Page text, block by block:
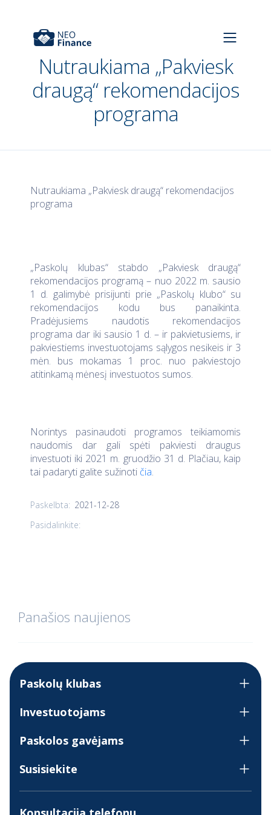
Nutraukiama „Pakviesk
draugą“ rekomendacijos
programa
Nutraukiama „Pakviesk draugą“ rekomendacijos
programa
„Paskolų klubas“ stabdo „Pakviesk draugą“
rekomendacijos programą – nuo 2022 m. sausio
1 d. galimybė prisijunti prie „Paskolų klubo“ su
rekomendacijos kodu bus panaikinta.
Pradėjusiems naudotis rekomendacijos
programa dar iki sausio 1 d. – ir pakvietusiems, ir
pakviestiems investuotojams sąlygos nesikeis ir 3
mėn. bus mokamas 1 proc. nuo pakviestojo
atitinkamą mėnesį investuotos sumos.
Norintys pasinaudoti programos teikiamomis
naudomis dar gali spėti pakviesti draugus
investuoti iki 2021 m. gruodžio 31 d. Plačiau, kaip
tai padaryti galite sužinoti čia.
Paskelbta: 2021-12-28
Pasidalinkite:
Panašios naujienos
Paskolų klubas
Investuotojams
Paskolos gavėjams
Susisiekite